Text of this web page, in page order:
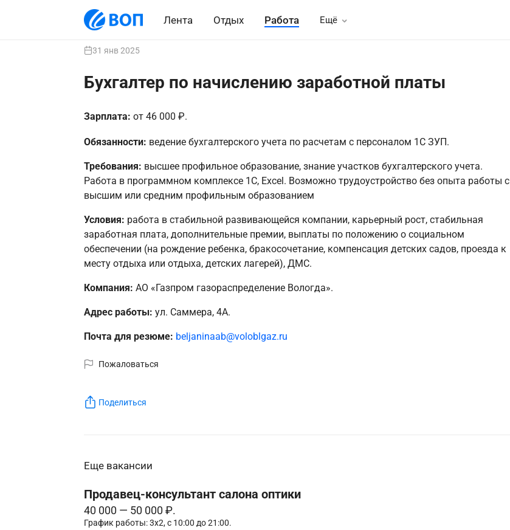
Лента Отдых Работа Ещё
31 янв 2025
Бухгалтер по начислению заработной платы
Зарплата: от 46 000 ₽.
Обязанности: ведение бухгалтерского учета по расчетам с персоналом 1С ЗУП.
Требования: высшее профильное образование, знание участков бухгалтерского учета.
Работа в программном комплексе 1С, Excel. Возможно трудоустройство без опыта работы с
высшим или средним профильным образованием
Условия: работа в стабильной развивающейся компании, карьерный рост, стабильная
заработная плата, дополнительные премии, выплаты по положению о социальном
обеспечении (на рождение ребенка, бракосочетание, компенсация детских садов, проезда к
месту отдыха или отдыха, детских лагерей), ДМС.
Компания: АО «Газпром газораспределение Вологда».
Адрес работы: ул. Саммера, 4А.
Почта для резюме: beljaninaab@voloblgaz.ru
Пожаловаться
Поделиться
Еще вакансии
Продавец-консультант салона оптики
40 000 — 50 000 ₽.
График работы: 3х2, с 10:00 до 21:00.